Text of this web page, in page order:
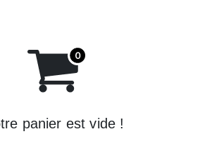
panier est vide !